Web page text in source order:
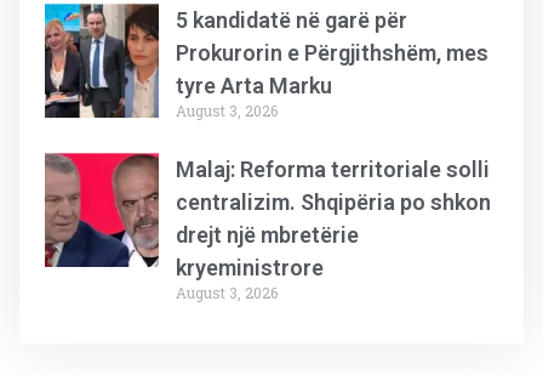
5 kandidatë në garë për
Prokurorin e Përgjithshëm, mes
tyre Arta Marku
August 3, 2026
Malaj: Reforma territoriale solli
centralizim. Shqipëria po shkon
drejt një mbretërie
kryeministrore
August 3, 2026